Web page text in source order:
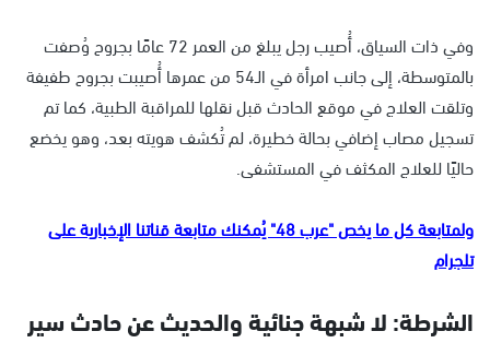
وفي ذات السياق، أُصيب رجل يبلغ من العمر 72 عامًا بجروح وُصفت
بالمتوسطة، إلى جانب امرأة في الـ54 من عمرها أُصيبت بجروح طفيفة
وتلقت العلاج في موقع الحادث قبل نقلها للمراقبة الطبية، كما تم
تسجيل مصاب إضافي بحالة خطيرة، لم تُكشف هويته بعد، وهو يخضع
حاليًا للعلاج المكثف في المستشفى.
ولمتابعة كل ما يخص "عرب 48" يُمكنك متابعة قناتنا الإخبارية على
تلجرام
الشرطة: لا شبهة جنائية والحديث عن حادث سير